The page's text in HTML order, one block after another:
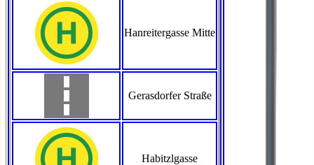
Hanreitergasse Mitte
Gerasdorfer Straße
Habitzlgasse